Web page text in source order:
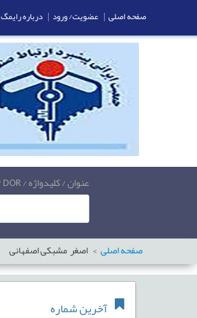
عنوان / کلیدواژه / DOI / DOR
صفحه اصلی اصغر مشبکی اصفهانی
آخرین شماره
صفحه اصلی | عضویت/ ورود | درباره رایمگ